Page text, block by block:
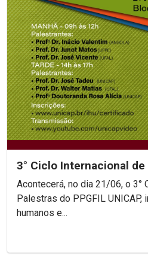
3° Ciclo Internacional
Acontecerá, no dia 21/06, o 3°
Palestras do PPGFIL UNICAP,
humanos e...